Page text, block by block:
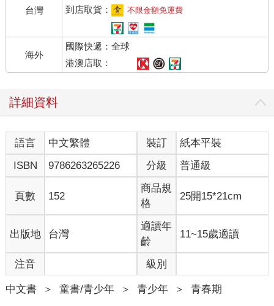
台灣
到店取貨：
不限金額免運費
海外
國際快遞：全球
港澳店取：
詳細資料
語言 中文繁體 裝訂
紙本平裝
ISBN
9786263265226 分級 普通級
頁數 152
商品規
格
25開15*21cm
出版地 台灣
適讀年
齡
11~15歲適讀
注音 級別
中文書 ＞ 童書/青少年 ＞ 青少年 ＞ 青春期